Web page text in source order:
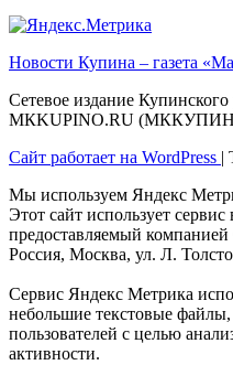
Новости Купина – газета
Сетевое издание
МКKUPINO.RU
Сайт работает на WordPress |
Мы используем Яндекс
Этот сайт использует
предоставляемый
Россия, Москва, ул. Л.
Сервис Яндекс Метрика
небольшие текстовые
пользователей с целью
активности.